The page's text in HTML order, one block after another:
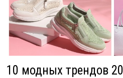
10 модных трендов